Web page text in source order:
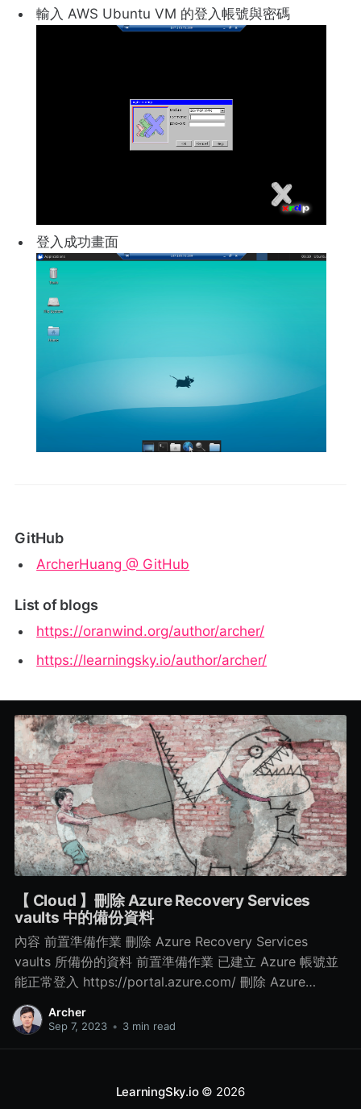
輸入 AWS Ubuntu VM 的登入帳號與密碼
登入成功畫面
GitHub
ArcherHuang @ GitHub
List of blogs
https://oranwind.org/author/archer/
https://learningsky.io/author/archer/
【 Cloud 】刪除 Azure Recovery Services
vaults 中的備份資料
內容 前置準備作業 刪除 Azure Recovery Services
vaults 所備份的資料 前置準備作業 已建立 Azure 帳號並
能正常登入 https://portal.azure.com/ 刪除 Azure
Recovery Services vaults 所備份的資料 Step 1. 點選所
建立的 Azure Recovery Services vaults 服務 > 再點選
delete for cloud workloads 項目
Archer
Sep 7, 2023 • 3 min read
LearningSky.io© 2026